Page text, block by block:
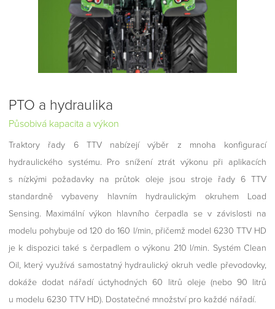
PTO a hydraulika
Působivá kapacita a výkon
Traktory řady 6 TTV nabízejí výběr z mnoha konfigurací
hydraulického systému. Pro snížení ztrát výkonu při aplikacích
s nízkými požadavky na průtok oleje jsou stroje řady 6 TTV
standardně vybaveny hlavním hydraulickým okruhem Load
Sensing. Maximální výkon hlavního čerpadla se v závislosti na
modelu pohybuje od 120 do 160 l/min, přičemž model 6230 TTV HD
je k dispozici také s čerpadlem o výkonu 210 l/min. Systém Clean
Oil, který využívá samostatný hydraulický okruh vedle převodovky,
dokáže dodat nářadí úctyhodných 60 litrů oleje (nebo 90 litrů
u modelu 6230 TTV HD). Dostatečné množství pro každé nářadí.